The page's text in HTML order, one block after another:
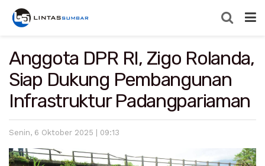
Anggota DPR RI, Zigo Rolanda,
Siap Dukung Pembangunan
Infrastruktur Padangpariaman
Senin, 6 Oktober 2025 | 09:13